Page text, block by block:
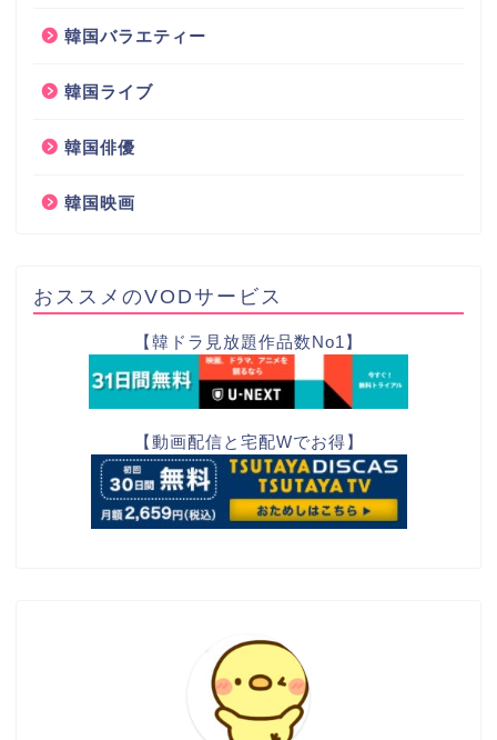
韓国バラエティー
韓国ライブ
韓国俳優
韓国映画
おススメのVODサービス
【韓ドラ見放題作品数No1】
【動画配信と宅配Wでお得】